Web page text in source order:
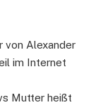
von Alexander
im Internet
Mutter heißt